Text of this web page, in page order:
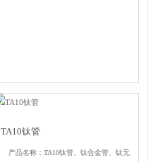
TA10钛管
产品名称：TA10钛管、钛合金管、钛无